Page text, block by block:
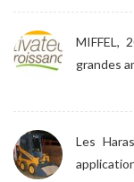
MIFFEL,
grandes
Les